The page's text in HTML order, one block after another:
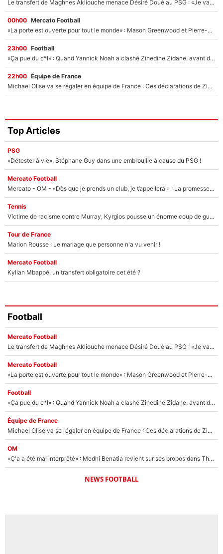
Le transfert de Maghnes Akliouche menace Désiré Doué au PSG : «Je valide à 200%»
00h00 Mercato Football
«La porte est ouverte pour tout le monde» : Mason Greenwood et Pierre-Emerick Aubameyang ont quitté l'OM, Amine Gouiri balance sur la suite du mercato et sur la réaction du vestiaire !
23h00 Football
«Ça pue du c*l» : Quand Yannick Noah a clashé Zinedine Zidane, avant de se faire recadrer par le nouveau sélectionneur de l'équipe de France !
22h00 Équipe de France
Michael Olise va se régaler en équipe de France : Ces déclarations de Zinedine Zidane qui prouvent qu'il va tout miser sur la star du Bayern Munich !
Top Articles
PSG
«Détester à vie», Stéphane Guy dans une embrouille à cause du PSG !
Mercato Football
Mercato - OM - «Dès que je prends un club, je t’appellerai» : La promesse de Marcelino au moment de claquer la porte
Tennis
Victime de racisme contre Murray, Kyrgios pousse un énorme coup de gueule !
Tour de France
Marion Rousse : Le mariage que personne n'a vu venir !
Mercato Football
Kylian Mbappé, un transfert obligatoire cet été ?
Football
Mercato Football
Le transfert de Maghnes Akliouche menace Désiré Doué au PSG : «Je valide à 200%»
Mercato Football
«La porte est ouverte pour tout le monde» : Mason Greenwood et Pierre-Emerick Aubameyang ont quitté l'OM, Amine Gouiri balance sur la suite du mercato et sur la réaction du vestiaire !
Football
«Ça pue du c*l» : Quand Yannick Noah a clashé Zinedine Zidane, avant de se faire recadrer par le nouveau sélectionneur de l'équipe de France !
Équipe de France
Michael Olise va se régaler en équipe de France : Ces déclarations de Zinedine Zidane qui prouvent qu'il va tout miser sur la star du Bayern Munich !
OM
«Ç'a a été mal interprêté» : Medhi Benatia revient sur ses propos dans The Bridge et précise ses conditions pour rejoindre le PSG !
NEWS FOOTBALL